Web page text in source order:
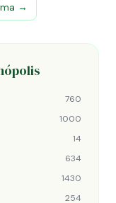
→
760
1000
14
634
1430
254